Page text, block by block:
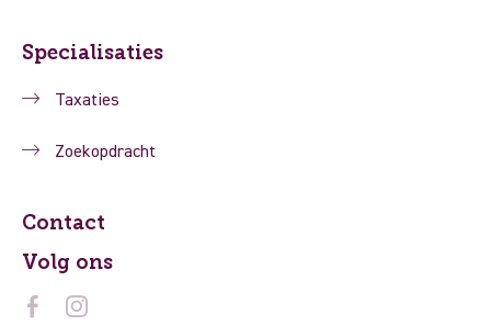
Specialisaties
Taxaties
Zoekopdracht
Contact
Volg ons